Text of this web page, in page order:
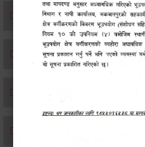
विवाह दर्ता
सम्बन्ध विच्छेद दर्ता